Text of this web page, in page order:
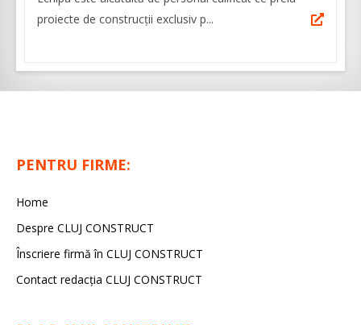
proiecte de construcţii exclusiv p...
PENTRU FIRME:
Home
Despre CLUJ CONSTRUCT
Înscriere firmă în CLUJ CONSTRUCT
Contact redacția CLUJ CONSTRUCT